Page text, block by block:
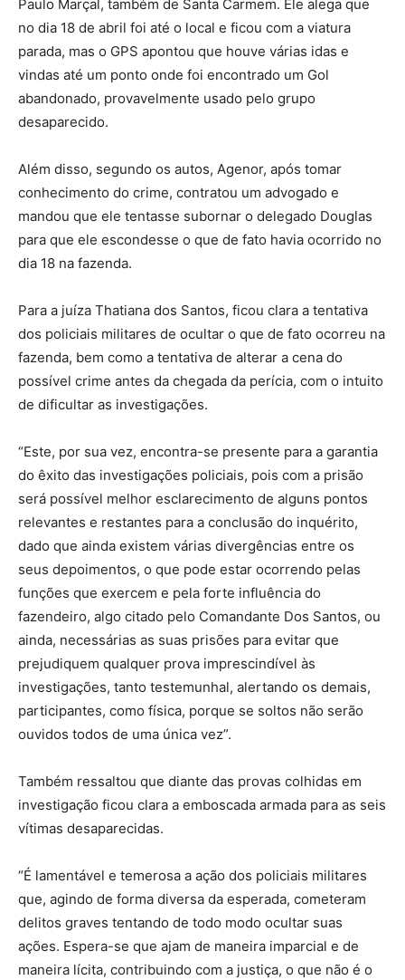
Paulo Marçal, também de Santa Carmem. Ele alega que
no dia 18 de abril foi até o local e ficou com a viatura
parada, mas o GPS apontou que houve várias idas e
vindas até um ponto onde foi encontrado um Gol
abandonado, provavelmente usado pelo grupo
desaparecido.
Além disso, segundo os autos, Agenor, após tomar
conhecimento do crime, contratou um advogado e
mandou que ele tentasse subornar o delegado Douglas
para que ele escondesse o que de fato havia ocorrido no
dia 18 na fazenda.
Para a juíza Thatiana dos Santos, ficou clara a tentativa
dos policiais militares de ocultar o que de fato ocorreu na
fazenda, bem como a tentativa de alterar a cena do
possível crime antes da chegada da perícia, com o intuito
de dificultar as investigações.
“Este, por sua vez, encontra-se presente para a garantia
do êxito das investigações policiais, pois com a prisão
será possível melhor esclarecimento de alguns pontos
relevantes e restantes para a conclusão do inquérito,
dado que ainda existem várias divergências entre os
seus depoimentos, o que pode estar ocorrendo pelas
funções que exercem e pela forte influência do
fazendeiro, algo citado pelo Comandante Dos Santos, ou
ainda, necessárias as suas prisões para evitar que
prejudiquem qualquer prova imprescindível às
investigações, tanto testemunhal, alertando os demais,
participantes, como física, porque se soltos não serão
ouvidos todos de uma única vez”.
Também ressaltou que diante das provas colhidas em
investigação ficou clara a emboscada armada para as seis
vítimas desaparecidas.
“É lamentável e temerosa a ação dos policiais militares
que, agindo de forma diversa da esperada, cometeram
delitos graves tentando de todo modo ocultar suas
ações. Espera-se que ajam de maneira imparcial e de
maneira lícita, contribuindo com a justiça, o que não é o